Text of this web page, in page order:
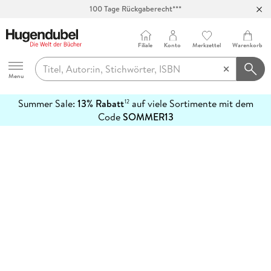
100 Tage Rückgaberecht***
Hugendubel
Menu
Filiale Konto Merkzettel Warenkorb
Summer Sale: 13% Rabatt12auf viele Sortimente mit dem
CodeSOMMER13
erfahren